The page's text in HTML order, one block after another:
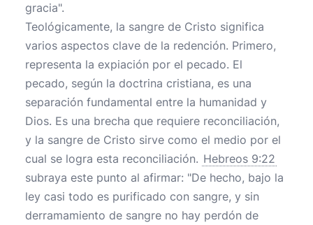
gracia".
Teológicamente, la sangre de Cristo significa
varios aspectos clave de la redención. Primero,
representa la expiación por el pecado. El
pecado, según la doctrina cristiana, es una
separación fundamental entre la humanidad y
Dios. Es una brecha que requiere reconciliación,
y la sangre de Cristo sirve como el medio por el
cual se logra esta reconciliación. Hebreos 9:22
subraya este punto al afirmar: "De hecho, bajo la
ley casi todo es purificado con sangre, y sin
derramamiento de sangre no hay perdón de